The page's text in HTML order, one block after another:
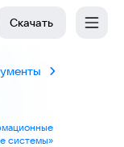
Скачать
системы»